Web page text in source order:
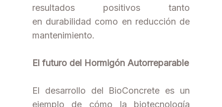
resultados positivos tanto
en durabilidad como en reducción de
mantenimiento.
El futuro del Hormigón Autorreparable
El desarrollo del BioConcrete es un
ejemplo de cómo la biotecnología